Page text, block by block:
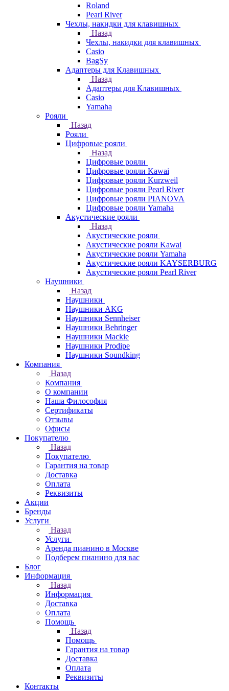
Roland
Pearl River
Чехлы, накидки для клавишных
Назад
Чехлы, накидки для клавишных
Casio
BagSy
Адаптеры для Клавишных
Назад
Адаптеры для Клавишных
Casio
Yamaha
Рояли
Назад
Рояли
Цифровые рояли
Назад
Цифровые рояли
Цифровые рояли Kawai
Цифровые рояли Kurzweil
Цифровые рояли Pearl River
Цифровые рояли PIANOVA
Цифровые рояли Yamaha
Акустические рояли
Назад
Акустические рояли
Акустические рояли Kawai
Акустические рояли Yamaha
Акустические рояли KAYSERBURG
Акустические рояли Pearl River
Наушники
Назад
Наушники
Наушники AKG
Наушники Sennheiser
Наушники Behringer
Наушники Mackie
Наушники Prodipe
Наушники Soundking
Компания
Назад
Компания
О компании
Наша Философия
Сертификаты
Отзывы
Офисы
Покупателю
Назад
Покупателю
Гарантия на товар
Доставка
Оплата
Реквизиты
Акции
Бренды
Услуги
Назад
Услуги
Аренда пианино в Москве
Подберем пианино для вас
Блог
Информация
Назад
Информация
Доставка
Оплата
Помощь
Назад
Помощь
Гарантия на товар
Доставка
Оплата
Реквизиты
Контакты